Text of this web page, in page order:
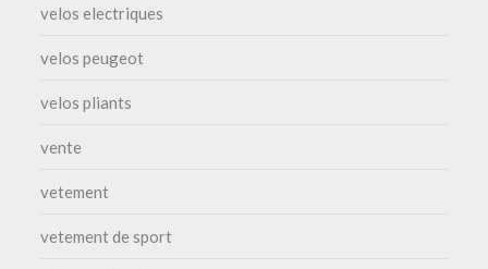
velos electriques
velos peugeot
velos pliants
vente
vetement
vetement de sport